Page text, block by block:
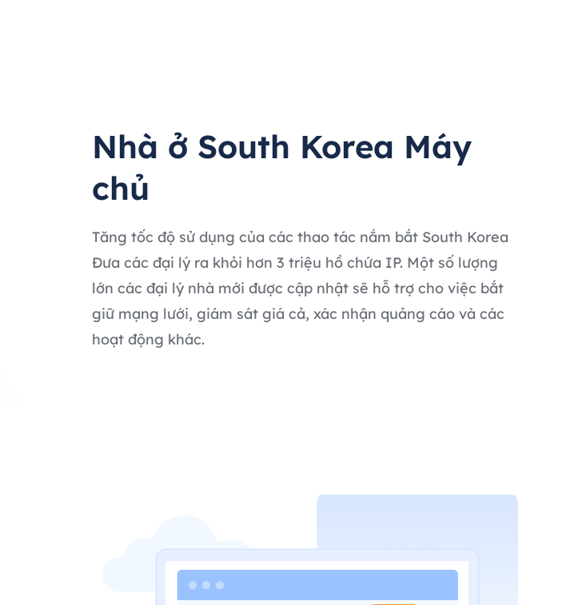
Nhà ở South Korea Máy
chủ
Tăng tốc độ sử dụng của các thao tác nắm bắt South Korea
Đưa các đại lý ra khỏi hơn 3 triệu hồ chứa IP. Một số lượng
lớn các đại lý nhà mới được cập nhật sẽ hỗ trợ cho việc bắt
giữ mạng lưới, giám sát giá cả, xác nhận quảng cáo và các
hoạt động khác.